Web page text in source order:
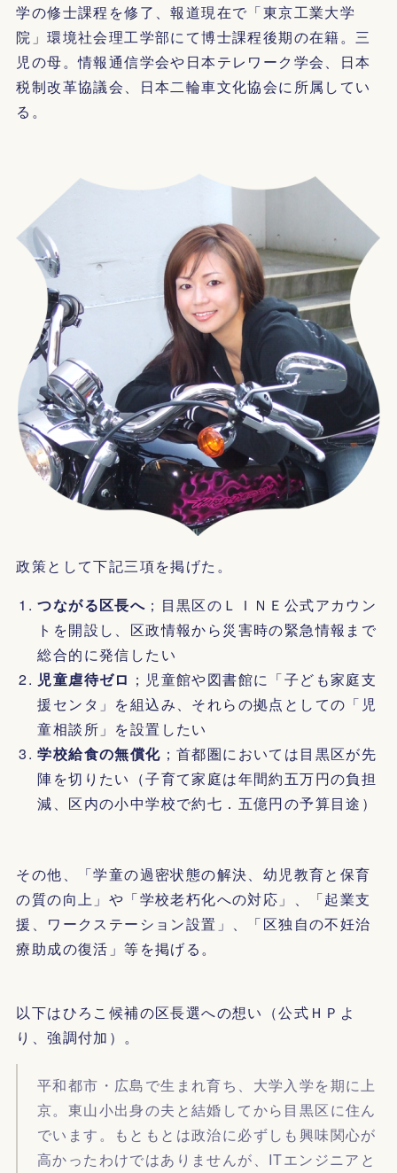
学の修士課程を修了、報道現在で「東京工業大学
院」環境社会理工学部にて博士課程後期の在籍。三
児の母。情報通信学会や日本テレワーク学会、日本
税制改革協議会、日本二輪車文化協会に所属してい
る。
政策として下記三項を掲げた。
つながる区長へ ；目黒区のＬＩＮＥ公式アカウン
トを開設し、区政情報から災害時の緊急情報まで
総合的に発信したい
児童虐待ゼロ ；児童館や図書館に「子ども家庭支
援センタ」を組込み、それらの拠点としての「児
童相談所」を設置したい
学校給食の無償化 ；首都圏においては目黒区が先
陣を切りたい（子育て家庭は年間約五万円の負担
減、区内の小中学校で約七．五億円の予算目途）
その他、「学童の過密状態の解決、幼児教育と保育
の質の向上」や「学校老朽化への対応」、「起業支
援、ワークステーション設置」、「区独自の不妊治
療助成の復活」等を掲げる。
以下はひろこ候補の区長選への想い（公式ＨＰよ
り、強調付加）。
平和都市・広島で生まれ育ち、大学入学を期に上
京。東山小出身の夫と結婚してから目黒区に住ん
でいます。もともとは政治に必ずしも興味関心が
高かったわけではありませんが、ITエンジニアと